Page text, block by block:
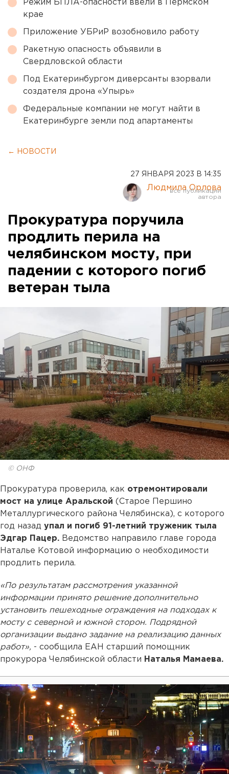
Режим БПЛА-опасности ввели в Пермском
крае
Приложение УБРиР возобновило работу
Ракетную опасность объявили в
Свердловской области
Под Екатеринбургом диверсанты взорвали
создателя дрона «Упырь»
Федеральные компании не могут найти в
Екатеринбурге земли под апартаменты
← НОВОСТИ
27 ЯНВАРЯ 2023 В 14:35
Людмила Орлова
Прокуратура поручила
продлить перила на
челябинском мосту, при
падении с которого погиб
ветеран тыла
© ОНФ
Прокуратура проверила, как отремонтировали
мост на улице Аральской (Старое Першино
Металлургического района Челябинска), с которого
год назад упал и погиб 91-летний труженик тыла
Эдгар Пацер. Ведомство направило главе города
Наталье Котовой информацию о необходимости
продлить перила.
«По результатам рассмотрения указанной
информации принято решение дополнительно
установить пешеходные ограждения на подходах к
мосту с северной и южной сторон. Подрядной
организации выдано задание на реализацию данных
работ», - сообщила ЕАН старший помощник
прокурора Челябинской области Наталья Мамаева.